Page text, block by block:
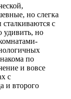
но слегка
с
удивить, но
по
и вовсе
с
и второго